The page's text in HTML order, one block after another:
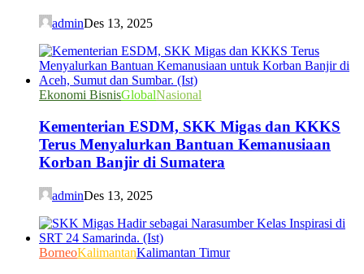
adminDes 13, 2025
Ekonomi BisnisGlobalNasional
Kementerian ESDM, SKK Migas dan KKKS
Terus Menyalurkan Bantuan Kemanusiaan
Korban Banjir di Sumatera
adminDes 13, 2025
BorneoKalimantanKalimantan Timur